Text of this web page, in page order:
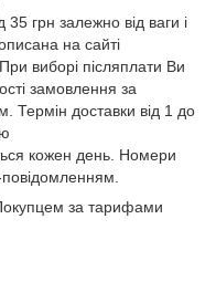
35 грн залежно від ваги і
на сайті
. При виборі післяплати Ви
замовлення за
Термін доставки від 1 до
кожен день. Номери
за тарифами